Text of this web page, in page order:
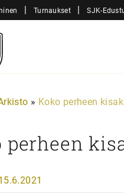
| Turnaukset | SJK-
» Koko perheen
perheen